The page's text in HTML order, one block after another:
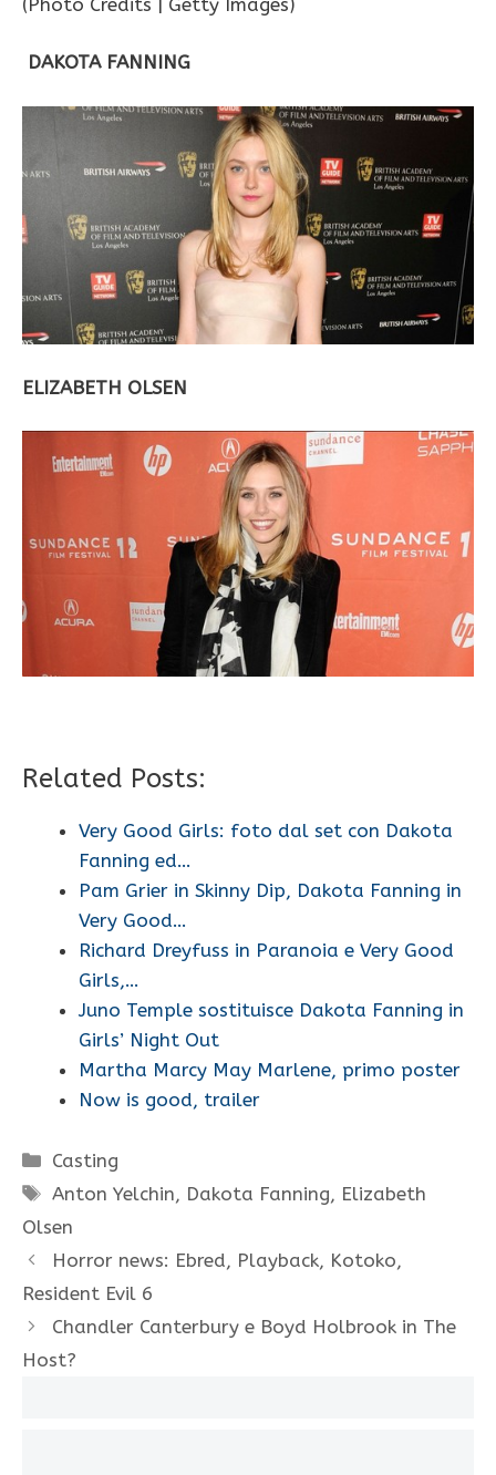
DAKOTA FANNING
ELIZABETH OLSEN
Related Posts:
Very Good Girls: foto dal set con Dakota
Fanning ed…
Pam Grier in Skinny Dip, Dakota Fanning in
Very Good…
Richard Dreyfuss in Paranoia e Very Good
Girls,…
Juno Temple sostituisce Dakota Fanning in
Girls’ Night Out
Martha Marcy May Marlene, primo poster
Now is good, trailer
Categorie
Casting
Tag
Anton Yelchin, Dakota Fanning, Elizabeth
Olsen
Horror news: Ebred, Playback, Kotoko,
Resident Evil 6
Chandler Canterbury e Boyd Holbrook in The
Host?